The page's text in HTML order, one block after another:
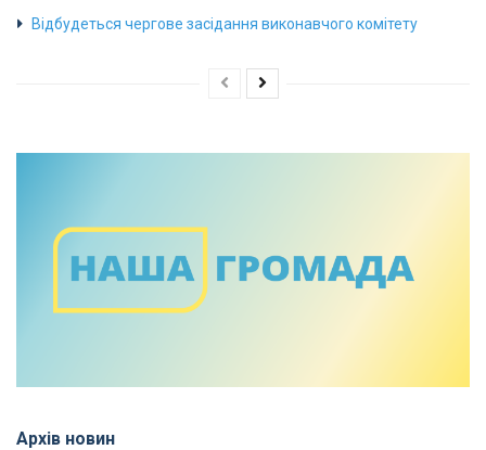
Відбудеться чергове засідання виконавчого комітету
Архів новин